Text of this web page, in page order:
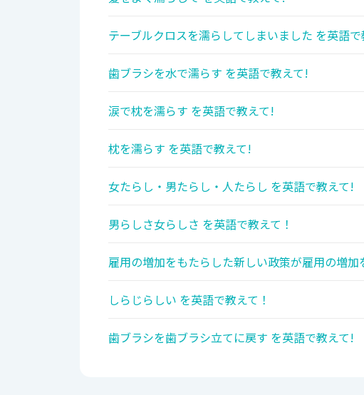
テーブルクロスを濡らしてしまいました を英語
歯ブラシを水で濡らす を英語で教えて!
涙で枕を濡らす を英語で教えて!
枕を濡らす を英語で教えて!
女たらし・男たらし・人たらし を英語で教えて!
男らしさ女らしさ を英語で教えて！
雇用の増加をもたらした新しい政策が雇用の増
しらじらしい を英語で教えて！
歯ブラシを歯ブラシ立てに戻す を英語で教えて!